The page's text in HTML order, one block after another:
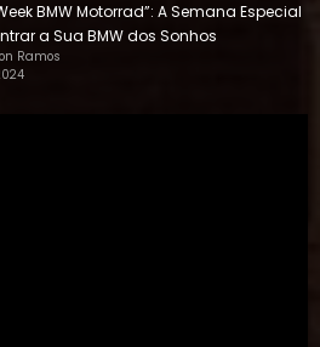
a Sua BMW dos Sonhos
Ramos